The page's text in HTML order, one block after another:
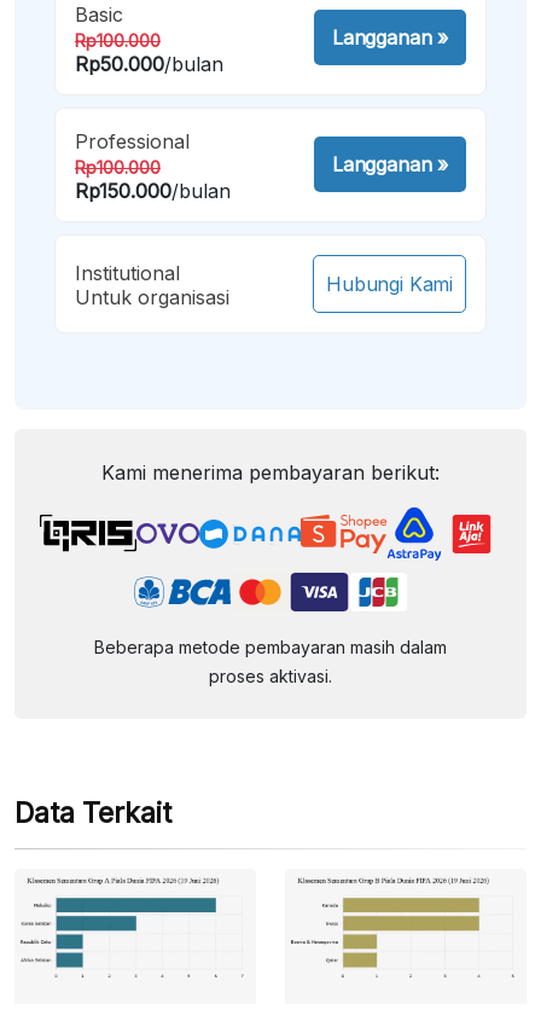
Basic
Rp100.000
Rp50.000/bulan
Langganan»
Professional
Rp100.000
Rp150.000/bulan
Langganan»
Institutional
Untuk organisasi
Hubungi Kami
Kami menerima pembayaran berikut:
Beberapa metode pembayaran masih dalam
proses aktivasi.
Data Terkait